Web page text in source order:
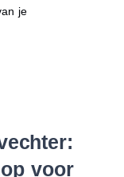
je
voor